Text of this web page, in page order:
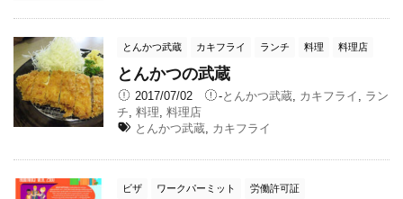
とんかつ武蔵 カキフライ ランチ 料理 料理店
とんかつの武蔵
2017/07/02 -とんかつ武蔵, カキフライ
ラン
チ 料理 料理店
とんかつ武蔵
カキフライ
ビザ ワークパーミット 労働許可証